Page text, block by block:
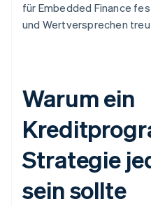
für Embedded Finance
und Wertversprechen
Warum ein
Strategie
sein sollte